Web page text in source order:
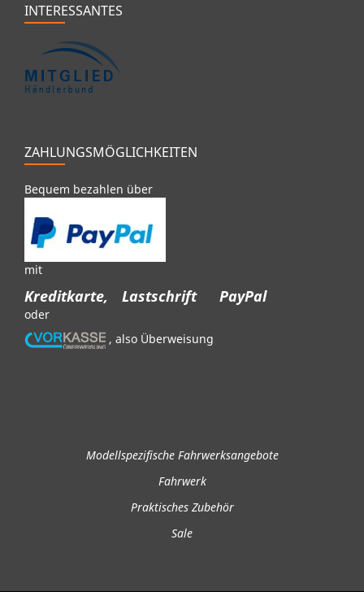
INTERESSANTES
ZAHLUNGSMÖGLICHKEITEN
Bequem bezahlen über
mit
Kreditkarte, Lastschrift PayPal
oder
, also Überweisung
Modellspezifische Fahrwerksangebote
Fahrwerk
Praktisches Zubehör
Sale